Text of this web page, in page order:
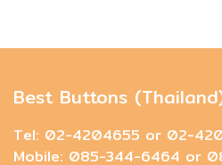
Best Buttons
Tel: 02-4204655 or 02-
Mobile: 085-344-6464 or